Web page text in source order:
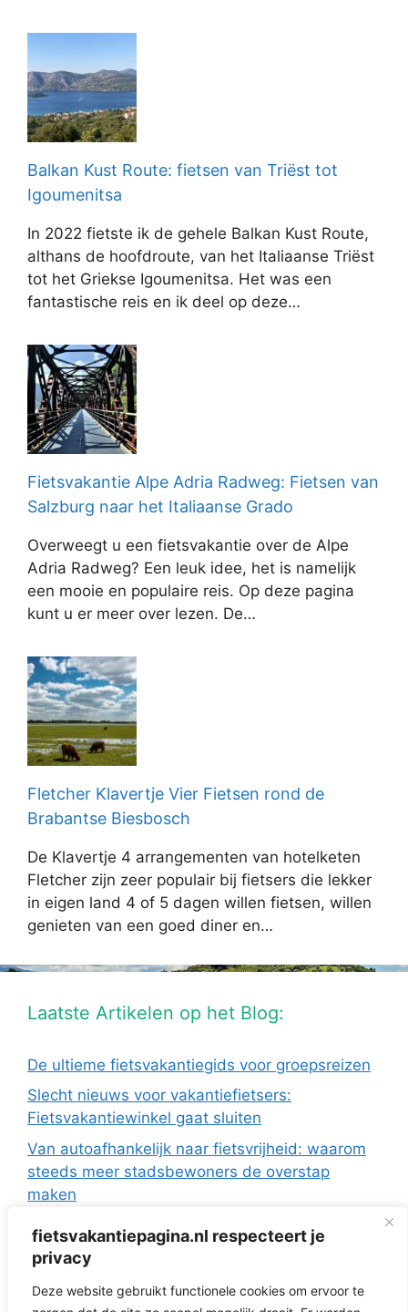
fietsvakantiepagina.nl respecteert je
privacy
Deze website gebruikt functionele cookies om ervoor te
Balkan Kust Route: fietsen van Triëst tot
Igoumenitsa
In 2022 fietste ik de gehele Balkan Kust Route,
althans de hoofdroute, van het Italiaanse Triëst
tot het Griekse Igoumenitsa. Het was een
fantastische reis en ik deel op deze…
Fietsvakantie Alpe Adria Radweg: Fietsen van
Salzburg naar het Italiaanse Grado
Overweegt u een fietsvakantie over de Alpe
Adria Radweg? Een leuk idee, het is namelijk
een mooie en populaire reis. Op deze pagina
kunt u er meer over lezen. De…
Fletcher Klavertje Vier Fietsen rond de
Brabantse Biesbosch
De Klavertje 4 arrangementen van hotelketen
Fletcher zijn zeer populair bij fietsers die lekker
in eigen land 4 of 5 dagen willen fietsen, willen
genieten van een goed diner en…
Laatste Artikelen op het Blog:
De ultieme fietsvakantiegids voor groepsreizen
Slecht nieuws voor vakantiefietsers:
Fietsvakantiewinkel gaat sluiten
Van autoafhankelijk naar fietsvrijheid: waarom
steeds meer stadsbewoners de overstap
maken
De Europese fietsvakanties van ANWB Reizen
Fietsen in Frankrijk: drie regio’s die ideaal zijn